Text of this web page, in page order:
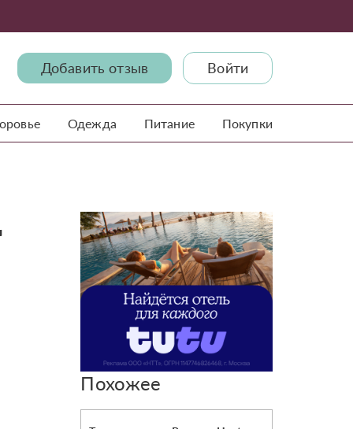
Добавить отзыв Войти
Одежда Питание Покупки
Похожее